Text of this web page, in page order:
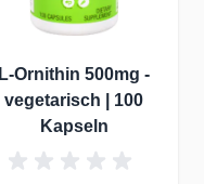
L-Ornithin 500mg -
vegetarisch | 100
Kapseln